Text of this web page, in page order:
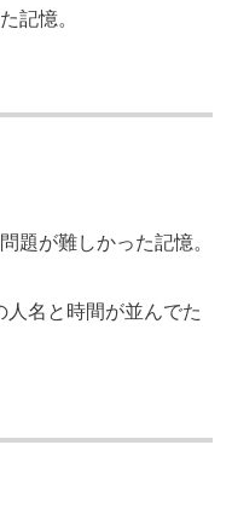
記憶。
題が難しかった記憶。
名と時間が並んでた